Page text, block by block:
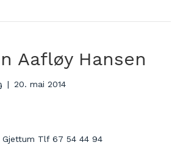
Aafløy Hansen
| 20. mai 2014
Gjettum Tlf 67 54 44 94